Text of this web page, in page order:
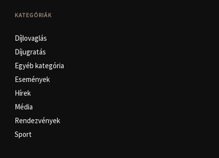
KATEGÓRIÁK
Díjlovaglás
Díjugratás
Egyéb kategória
Események
Hírek
Média
Rendezvények
Sport